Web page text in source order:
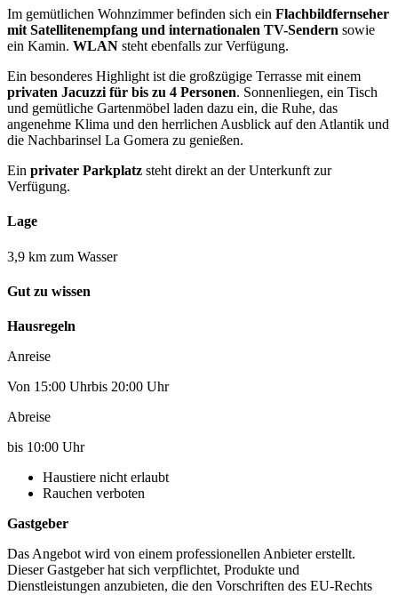
Im gemütlichen Wohnzimmer befinden sich ein Flachbildfernseher
mit Satellitenempfang und internationalen TV-Sendern sowie
ein Kamin. WLAN steht ebenfalls zur Verfügung.
Ein besonderes Highlight ist die großzügige Terrasse mit einem
privaten Jacuzzi für bis zu 4 Personen. Sonnenliegen, ein Tisch
und gemütliche Gartenmöbel laden dazu ein, die Ruhe, das
angenehme Klima und den herrlichen Ausblick auf den Atlantik und
die Nachbarinsel La Gomera zu genießen.
Ein privater Parkplatz steht direkt an der Unterkunft zur
Verfügung.
Lage
3,9 km zum Wasser
Gut zu wissen
Hausregeln
Anreise
Von 15:00 Uhrbis 20:00 Uhr
Abreise
bis 10:00 Uhr
Haustiere nicht erlaubt
Rauchen verboten
Gastgeber
Das Angebot wird von einem professionellen Anbieter erstellt.
Dieser Gastgeber hat sich verpflichtet, Produkte und
Dienstleistungen anzubieten, die den Vorschriften des EU-Rechts